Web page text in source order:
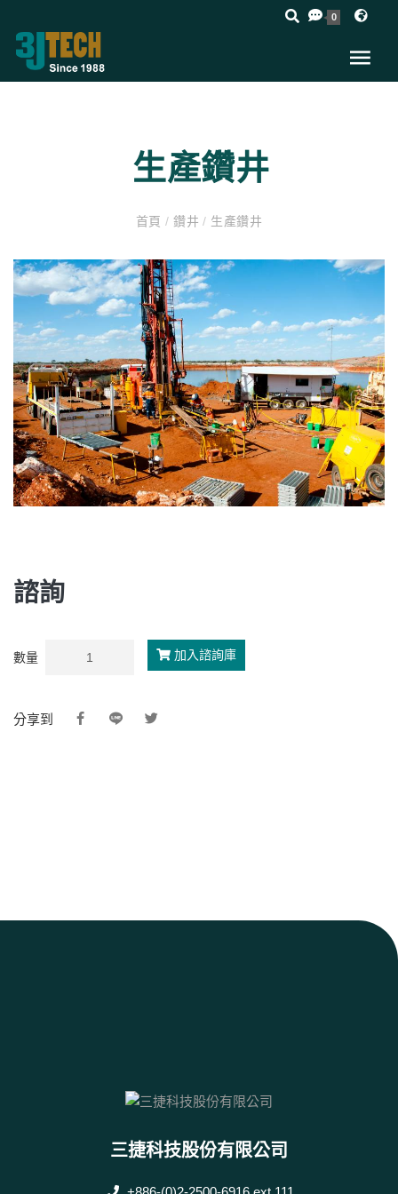
0
生產鑽井
首頁/ 鑽井/ 生產鑽井
諮詢
數量 加入諮詢庫
分享到
三捷科技股份有限公司